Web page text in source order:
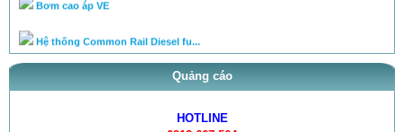
van điều áp trên ống rail
Quảng cáo
HOTLINE